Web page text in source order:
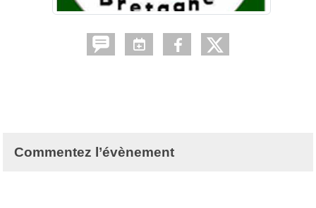
Commentez l’évènement